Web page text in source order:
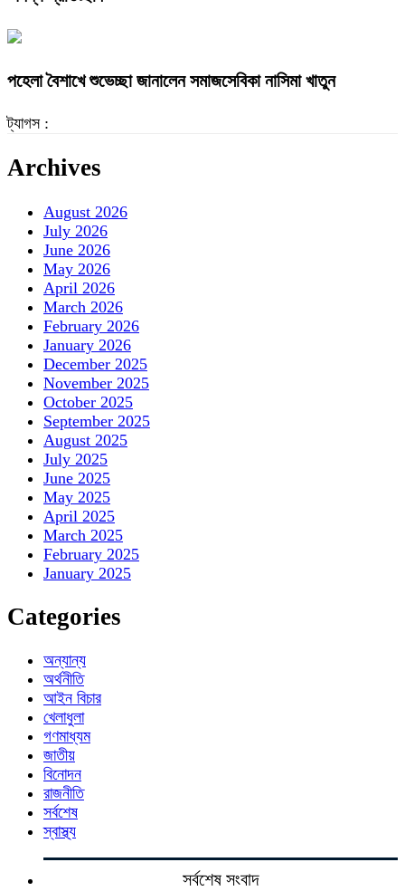
পহেলা বৈশাখে শুভেচ্ছা জানালেন সমাজসেবিকা নাসিমা খাতুন
ট্যাগস :
Archives
August 2026
July 2026
June 2026
May 2026
April 2026
March 2026
February 2026
January 2026
December 2025
November 2025
October 2025
September 2025
August 2025
July 2025
June 2025
May 2025
April 2025
March 2025
February 2025
January 2025
Categories
অন্যান্য
অর্থনীতি
আইন বিচার
খেলাধুলা
গণমাধ্যম
জাতীয়
বিনোদন
রাজনীতি
সর্বশেষ
স্বাস্থ্য
সর্বশেষ সংবাদ